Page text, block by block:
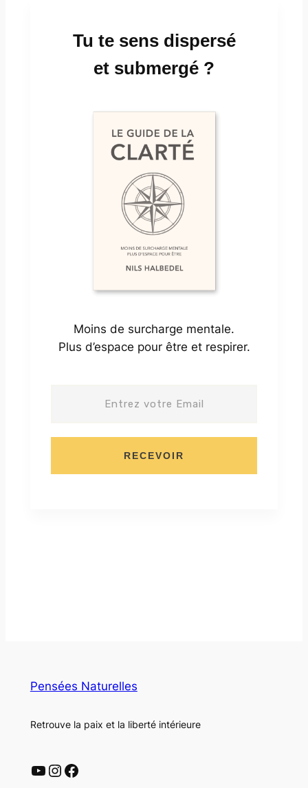
Tu te sens dispersé
et submergé ?
Moins de surcharge mentale.
Plus d’espace pour être et respirer.
RECEVOIR
Pensées Naturelles
Retrouve la paix et la liberté intérieure
YouTube Instagram Facebook